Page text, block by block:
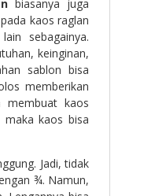
biasanya juga
kaos raglan
sebagainya.
keinginan,
sablon bisa
memberikan
membuat kaos
maka kaos bisa
Jadi, tidak
¾. Namun,